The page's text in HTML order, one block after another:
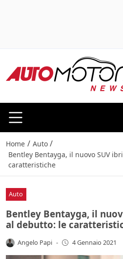
Home / Auto /
Bentley Bentayga, il nuovo SUV
caratteristiche
Auto
Bentley Bentayga, il
al debutto: le
Angelo Papi - 4 Gennaio 2021